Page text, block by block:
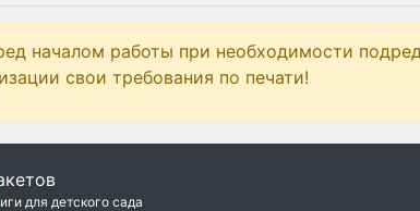
началом работы при необходимости
свои требования по печати!
для детского сада